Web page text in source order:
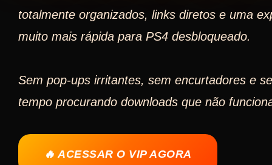
totalmente organizados, links diretos e uma
muito mais rápida para PS4 desbloqueado.
Sem pop-ups irritantes, sem encurtadores e
tempo procurando downloads que não
🔥 ACESSAR O VIP AGORA